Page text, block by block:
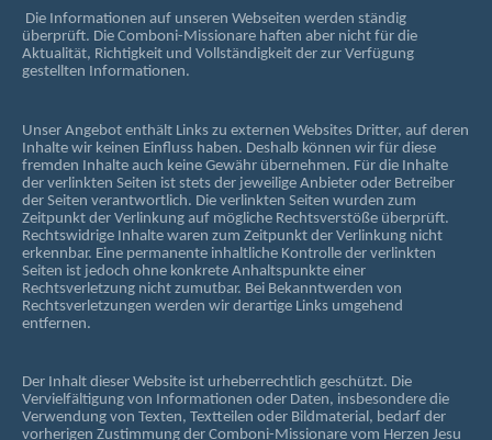
Die Informationen auf unseren Webseiten werden ständig
überprüft. Die Comboni-Missionare haften aber nicht für die
Aktualität, Richtigkeit und Vollständigkeit der zur Verfügung
gestellten Informationen.
Unser Angebot enthält Links zu externen Websites Dritter, auf deren
Inhalte wir keinen Einfluss haben. Deshalb können wir für diese
fremden Inhalte auch keine Gewähr übernehmen. Für die Inhalte
der verlinkten Seiten ist stets der jeweilige Anbieter oder Betreiber
der Seiten verantwortlich. Die verlinkten Seiten wurden zum
Zeitpunkt der Verlinkung auf mögliche Rechtsverstöße überprüft.
Rechtswidrige Inhalte waren zum Zeitpunkt der Verlinkung nicht
erkennbar. Eine permanente inhaltliche Kontrolle der verlinkten
Seiten ist jedoch ohne konkrete Anhaltspunkte einer
Rechtsverletzung nicht zumutbar. Bei Bekanntwerden von
Rechtsverletzungen werden wir derartige Links umgehend
entfernen.
Der Inhalt dieser Website ist urheberrechtlich geschützt. Die
Vervielfältigung von Informationen oder Daten, insbesondere die
Verwendung von Texten, Textteilen oder Bildmaterial, bedarf der
vorherigen Zustimmung der Comboni-Missionare vom Herzen Jesu